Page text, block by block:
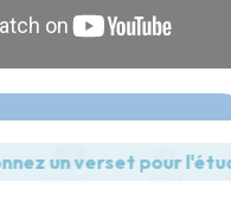
Télécharger le poster
Commentaires Strong